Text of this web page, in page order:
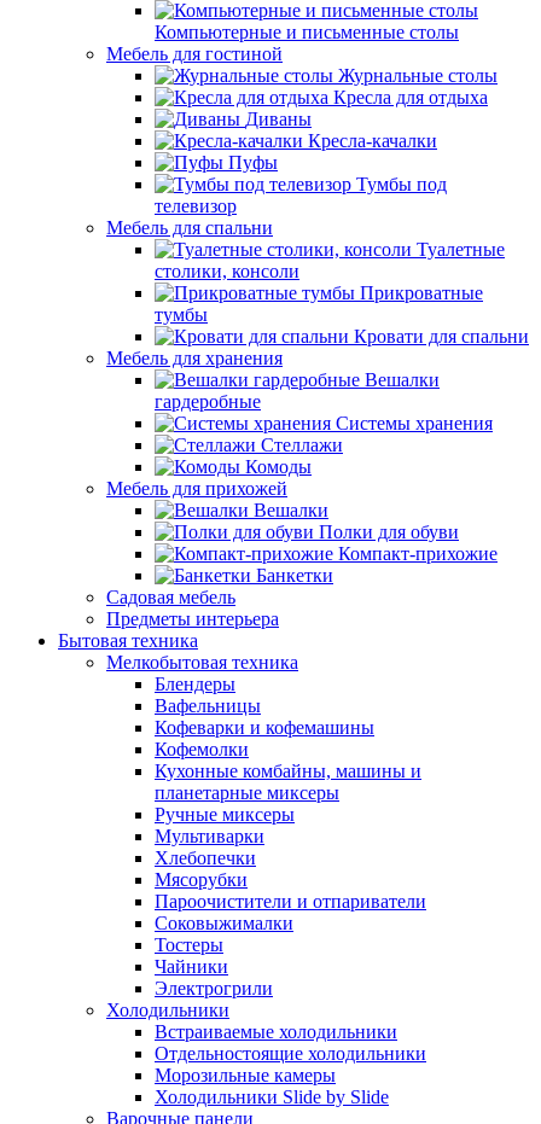
Компьютерные и письменные столы
Мебель для гостиной
Журнальные столы
Кресла для отдыха
Диваны
Кресла-качалки
Пуфы
Тумбы под
телевизор
Мебель для спальни
Туалетные
столики, консоли
Прикроватные
тумбы
Кровати для спальни
Мебель для хранения
Вешалки
гардеробные
Системы хранения
Стеллажи
Комоды
Мебель для прихожей
Вешалки
Полки для обуви
Компакт-прихожие
Банкетки
Садовая мебель
Предметы интерьера
Бытовая техника
Мелкобытовая техника
Блендеры
Вафельницы
Кофеварки и кофемашины
Кофемолки
Кухонные комбайны, машины и
планетарные миксеры
Ручные миксеры
Мультиварки
Хлебопечки
Мясорубки
Пароочистители и отпариватели
Соковыжималки
Тостеры
Чайники
Электрогрили
Холодильники
Встраиваемые холодильники
Отдельностоящие холодильники
Морозильные камеры
Холодильники Slide by Slide
Варочные панели